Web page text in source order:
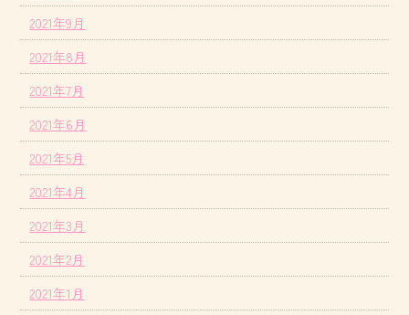
2021年9月
2021年8月
2021年7月
2021年6月
2021年5月
2021年4月
2021年3月
2021年2月
2021年1月